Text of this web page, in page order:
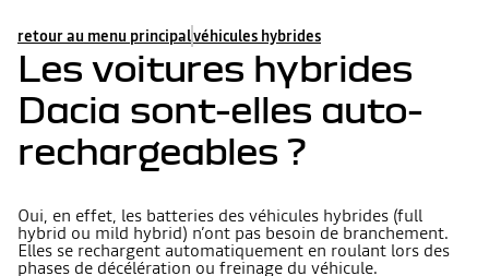
retour au menu principalvéhicules hybrides
Les voitures hybrides
Dacia sont-elles auto-
rechargeables ?
Oui, en effet, les batteries des véhicules hybrides (full
hybrid ou mild hybrid) n’ont pas besoin de branchement.
Elles se rechargent automatiquement en roulant lors des
phases de décélération ou freinage du véhicule.